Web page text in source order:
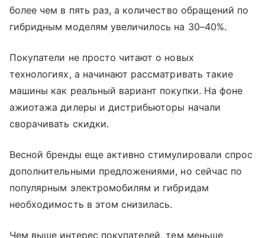
более чем в пять раз, а количество обращений по
гибридным моделям увеличилось на 30–40%.
Покупатели не просто читают о новых
технологиях, а начинают рассматривать такие
машины как реальный вариант покупки. На фоне
ажиотажа дилеры и дистрибьюторы начали
сворачивать скидки.
Весной бренды еще активно стимулировали спрос
дополнительными предложениями, но сейчас по
популярным электромобилям и гибридам
необходимость в этом снизилась.
Чем выше интерес покупателей, тем меньше